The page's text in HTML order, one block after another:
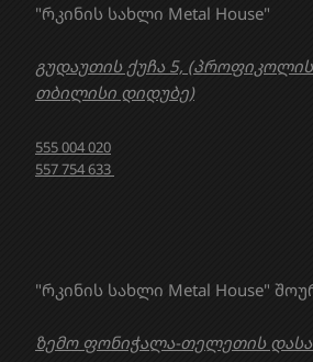
"რკინის სახლი Metal House"
ზემო ფონიჭალა-თელეთის
"რკინის სახლი Metal House"
გუდაუთის ქუჩა 5, (პროფიკოლის
თბილისი დიდუბე)
555 004 020
557 754 633